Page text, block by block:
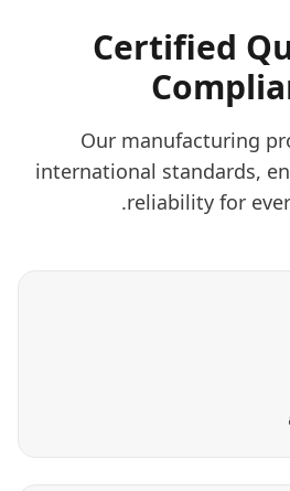
Certified
Our manufacturing
international standards,
reliability for